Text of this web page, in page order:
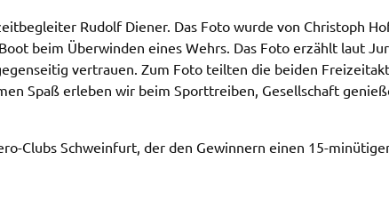
Rudolf Diener. Das Foto wurde von Chris­toph
beim Über­win­den eines Wehrs. Das Foto erzählt laut
vertrau­en. Zum Foto teil­ten die beiden
Spaß erle­ben wir beim Sport­trei­ben, Gesell­schaft
Clubs Schwein­furt, der den Gewin­nern einen 15-